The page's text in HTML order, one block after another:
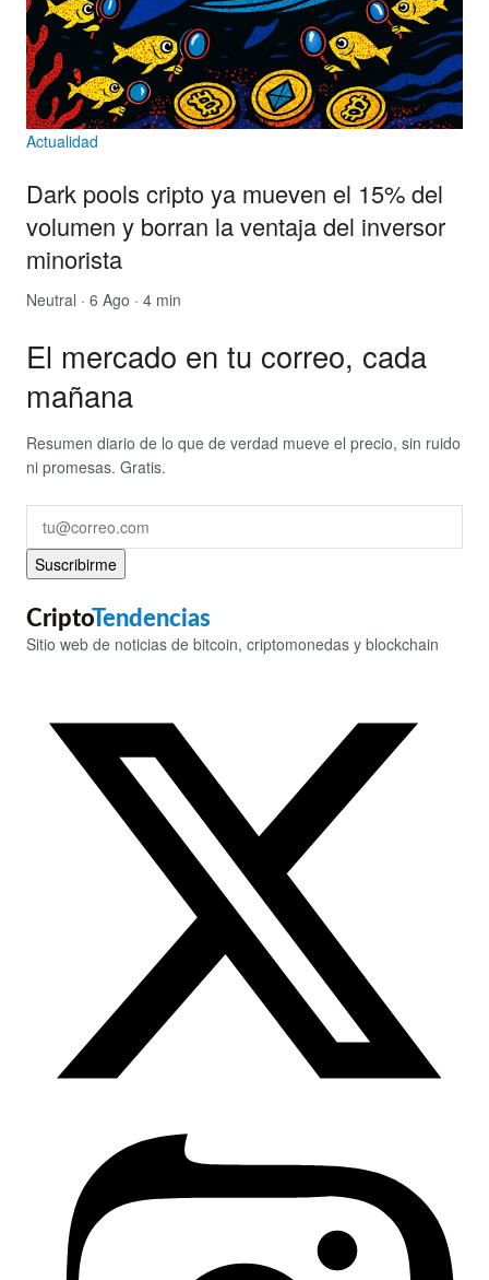
Actualidad
Dark pools cripto ya mueven el 15% del
volumen y borran la ventaja del inversor
minorista
Neutral · 6 Ago · 4 min
El mercado en tu correo, cada
mañana
Resumen diario de lo que de verdad mueve el precio, sin ruido
ni promesas. Gratis.
Suscribirme
CriptoTendencias
Sitio web de noticias de bitcoin, criptomonedas y blockchain